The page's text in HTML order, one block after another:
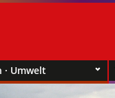
· Umwelt